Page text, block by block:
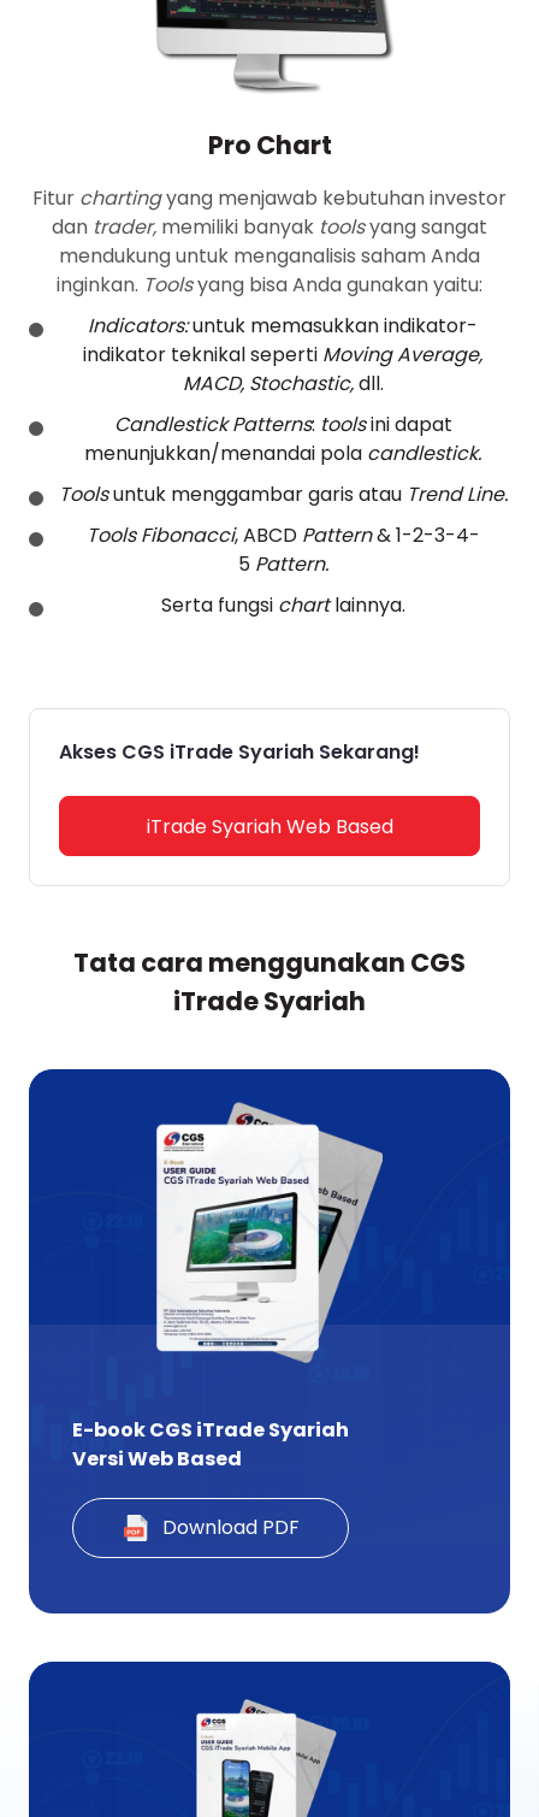
Pro Chart
Fitur chartingyang menjawab kebutuhan investor
dan trader, memiliki banyak toolsyang sangat
mendukung untuk menganalisis saham Anda
inginkan. Toolsyang bisa Anda gunakan yaitu:
Indicators:untuk memasukkan indikator-
indikator teknikal seperti Moving Average,
MACD, Stochastic,dll.
Candlestick Patterns: toolsini dapat
menunjukkan/menandai pola candlestick.
Toolsuntuk menggambar garis atauTrend Line.
Tools Fibonacci, ABCD Pattern& 1-2-3-4-
5 Pattern.
Serta fungsi chartlainnya.
Akses CGS iTrade Syariah Sekarang!
iTrade Syariah Web Based
Tata cara menggunakan CGS
iTrade Syariah
E-book CGS iTrade Syariah
Versi Web Based
Download PDF